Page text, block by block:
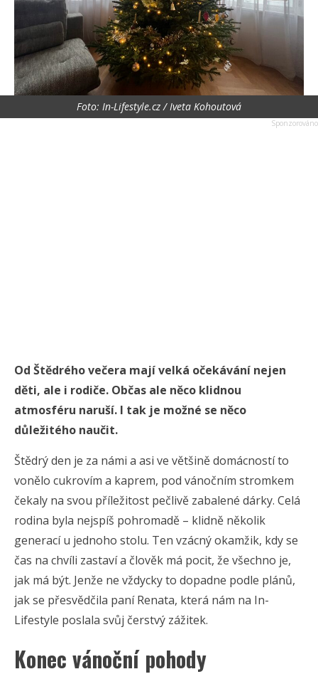
Foto: In-Lifestyle.cz / Iveta Kohoutová
Od Štědrého večera mají velká očekávání nejen
děti, ale i rodiče. Občas ale něco klidnou
atmosféru naruší. I tak je možné se něco
důležitého naučit.
Štědrý den je za námi a asi ve většině domácností to
vonělo cukrovím a kaprem, pod vánočním stromkem
čekaly na svou příležitost pečlivě zabalené dárky. Celá
rodina byla nejspíš pohromadě – klidně několik
generací u jednoho stolu. Ten vzácný okamžik, kdy se
čas na chvíli zastaví a člověk má pocit, že všechno je,
jak má být. Jenže ne vždycky to dopadne podle plánů,
jak se přesvědčila paní Renata, která nám na In-
Lifestyle poslala svůj čerstvý zážitek.
Konec vánoční pohody